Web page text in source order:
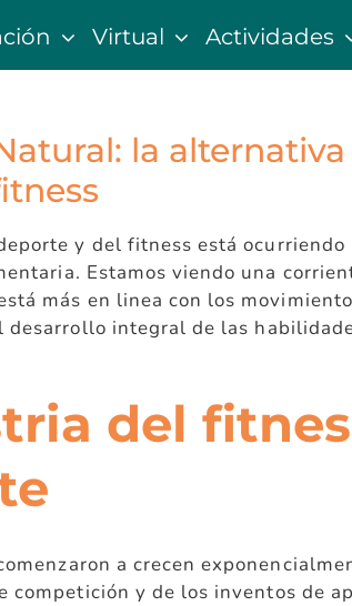
Virtual Actividades
la alternativa
y del fitness está ocurriendo
Estamos viendo una
más en linea con los
desarrollo integral de las
del
a crecen
competición y de los inventos de